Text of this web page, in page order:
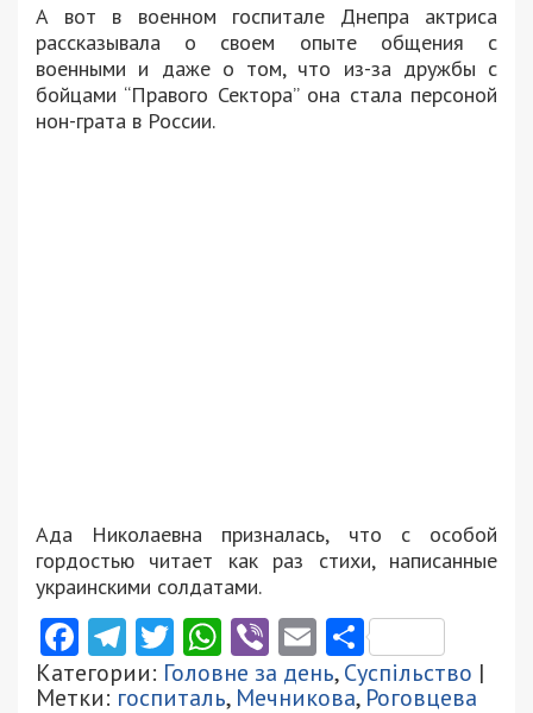
А вот в военном госпитале Днепра актриса
рассказывала о своем опыте общения с
военными и даже о том, что из-за дружбы с
бойцами “Правого Сектора” она стала персоной
нон-грата в России.
Ада Николаевна призналась, что с особой
гордостью читает как раз стихи, написанные
украинскими солдатами.
Facebook
Telegram
Twitter
WhatsApp
ViberEmail
Категории: Головне за день,Суспільство |
Метки: госпиталь, Мечникова, Роговцева